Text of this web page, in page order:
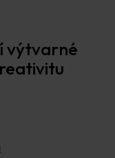
výtvarné